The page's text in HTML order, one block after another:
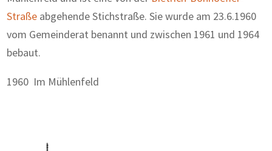
Straße abgehende Stichstraße. Sie wurde am 23.6.1960
vom Gemeinderat benannt und zwischen 1961 und 1964
bebaut.
1960 Im Mühlenfeld